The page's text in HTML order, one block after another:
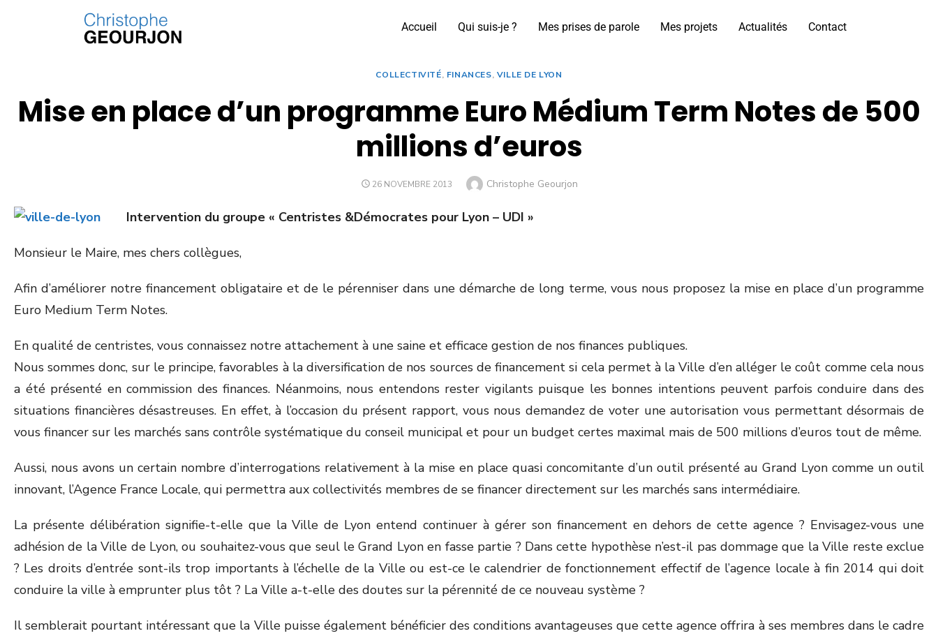
Accueil Qui suis-je ? Mes prises de parole Mes projets Actualités Contact
COLLECTIVITÉ, FINANCES, VILLE DE LYON
Mise en place d’un programme Euro Médium Term Notes de 500
millions d’euros
26 NOVEMBRE 2013 Christophe Geourjon
Intervention du groupe « Centristes &Démocrates pour Lyon – UDI »
Monsieur le Maire, mes chers collègues,
Afin d’améliorer notre financement obligataire et de le pérenniser dans une démarche de long terme, vous nous proposez la mise en place d’un programme
Euro Medium Term Notes.
En qualité de centristes, vous connaissez notre attachement à une saine et efficace gestion de nos finances publiques.
Nous sommes donc, sur le principe, favorables à la diversification de nos sources de financement si cela permet à la Ville d’en alléger le coût comme cela nous
a été présenté en commission des finances. Néanmoins, nous entendons rester vigilants puisque les bonnes intentions peuvent parfois conduire dans des
situations financières désastreuses. En effet, à l’occasion du présent rapport, vous nous demandez de voter une autorisation vous permettant désormais de
vous financer sur les marchés sans contrôle systématique du conseil municipal et pour un budget certes maximal mais de 500 millions d’euros tout de même.
Aussi, nous avons un certain nombre d’interrogations relativement à la mise en place quasi concomitante d’un outil présenté au Grand Lyon comme un outil
innovant, l’Agence France Locale, qui permettra aux collectivités membres de se financer directement sur les marchés sans intermédiaire.
La présente délibération signifie-t-elle que la Ville de Lyon entend continuer à gérer son financement en dehors de cette agence ? Envisagez-vous une
adhésion de la Ville de Lyon, ou souhaitez-vous que seul le Grand Lyon en fasse partie ? Dans cette hypothèse n’est-il pas dommage que la Ville reste exclue
? Les droits d’entrée sont-ils trop importants à l’échelle de la Ville ou est-ce le calendrier de fonctionnement effectif de l’agence locale à fin 2014 qui doit
conduire la ville à emprunter plus tôt ? La Ville a-t-elle des doutes sur la pérennité de ce nouveau système ?
Il semblerait pourtant intéressant que la Ville puisse également bénéficier des conditions avantageuses que cette agence offrira à ses membres dans le cadre